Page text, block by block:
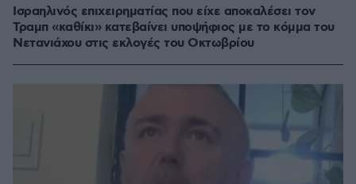
Ισραηλινός επιχειρηματίας που είχε αποκαλέσει τον
Τραμπ «καθίκι» κατεβαίνει υποψήφιος με το κόμμα του
Νετανιάχου στις εκλογές του Οκτωβρίου